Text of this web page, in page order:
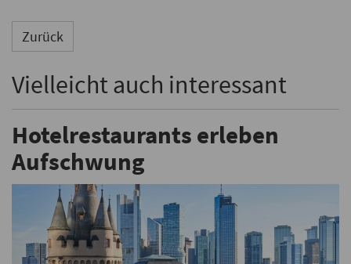
Zurück
Vielleicht auch interessant
Hotelrestaurants erleben
Aufschwung